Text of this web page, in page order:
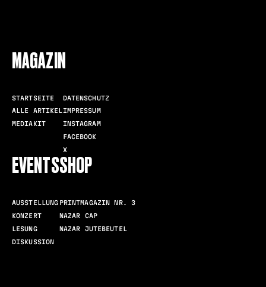
MAGAZIN
STARTSEITE
ALLE ARTIKEL
MEDIAKIT
DATENSCHUTZ
IMPRESSUM
INSTAGRAM
FACEBOOK
X
EVENTS
AUSSTELLUNG
KONZERT
LESUNG
DISKUSSION
SHOP
PRINTMAGAZIN NR. 3
NAZAR CAP
NAZAR JUTEBEUTEL